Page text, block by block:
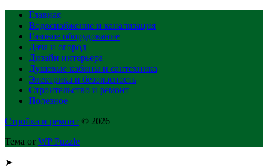
Главная
Водоснабжение и канализация
Газовое оборудование
Дача и огород
Дизайн интерьера
Душевые кабины и сантехника
Электрика и безопасность
Строительство и ремонт
Полезное
Стройка и ремонт © 2026
Тема от WP Puzzle
➤